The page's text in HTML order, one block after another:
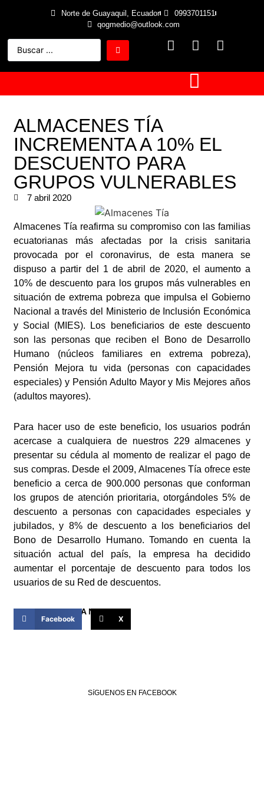
Norte de Guayaquil, Ecuador
0993701151
qogmedio@outlook.com
ALMACENES TÍA
INCREMENTA A 10% EL
DESCUENTO PARA
GRUPOS VULNERABLES
7 abril 2020
Almacenes Tía reafirma su compromiso con las familias
ecuatorianas más afectadas por la crisis sanitaria
provocada por el coronavirus, de esta manera se
dispuso a partir del 1 de abril de 2020, el aumento a
10% de descuento para los grupos más vulnerables en
situación de extrema pobreza que impulsa el Gobierno
Nacional a través del Ministerio de Inclusión Económica
y Social (MIES). Los beneficiarios de este descuento
son las personas que reciben el Bono de Desarrollo
Humano (núcleos familiares en extrema pobreza),
Pensión Mejora tu vida (personas con capacidades
especiales) y Pensión Adulto Mayor y Mis Mejores años
(adultos mayores).
Para hacer uso de este beneficio, los usuarios podrán
acercase a cualquiera de nuestros 229 almacenes y
presentar su cédula al momento de realizar el pago de
sus compras. Desde el 2009, Almacenes Tía ofrece este
beneficio a cerca de 900.000 personas que conforman
los grupos de atención prioritaria, otorgándoles 5% de
descuento a personas con capacidades especiales y
jubilados, y 8% de descuento a los beneficiarios del
Bono de Desarrollo Humano. Tomando en cuenta la
situación actual del país, la empresa ha decidido
aumentar el porcentaje de descuento para todos los
usuarios de su Red de descuentos.
COMPARTIR ESTA NOTICIA
Facebook X
SíGUENOS EN FACEBOOK